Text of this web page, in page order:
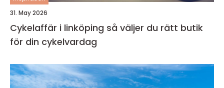
31. May 2026
Cykelaffär i linköping så väljer du rätt butik
för din cykelvardag